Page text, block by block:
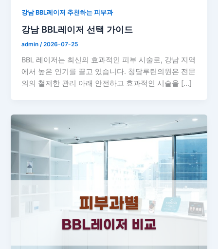
강남 BBL레이저 추천하는 피부과
강남 BBL레이저 선택 가이드
admin /2026-07-25
BBL 레이저는 최신의 효과적인 피부 시술로, 강남 지역
에서 높은 인기를 끌고 있습니다. 청담루틴의원은 전문
의의 철저한 관리 아래 안전하고 효과적인 시술을 […]